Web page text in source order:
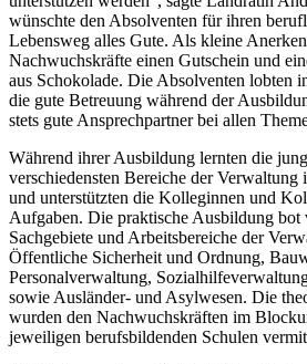
wünschte den Absolventen für ihren
Lebensweg alles Gute. Als kleine
Nachwuchskräfte einen Gutschein und
aus Schokolade. Die Absolventen lobten
die gute Betreuung während der
stets gute Ansprechpartner bei allen
Während ihrer Ausbildung lernten die
verschiedensten Bereiche der Verwaltung
und unterstützten die Kolleginnen und
Aufgaben. Die praktische Ausbildung
Sachgebiete und Arbeitsbereiche der
Öffentliche Sicherheit und Ordnung,
Personalverwaltung,
sowie Ausländer- und Asylwesen. Die
wurden den Nachwuchskräften im
jeweiligen berufsbildenden Schulen